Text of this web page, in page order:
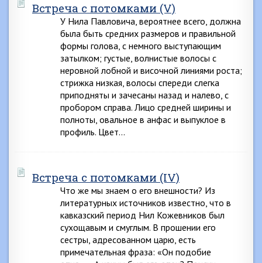
Встреча с потомками (V)
У Нила Павловича, вероятнее всего, должна
была быть средних размеров и правильной
формы голова, с немного выступающим
затылком; густые, волнистые волосы с
неровной лобной и височной линиями роста;
стрижка низкая, волосы спереди слегка
приподняты и зачесаны назад и налево, с
пробором справа. Лицо средней ширины и
полноты, овальное в анфас и выпуклое в
профиль. Цвет…
Встреча с потомками (IV)
Что же мы знаем о его внешности? Из
литературных источников известно, что в
кавказский период Нил Кожевников был
сухощавым и смуглым. В прошении его
сестры, адресованном царю, есть
примечательная фраза: «Он подобие